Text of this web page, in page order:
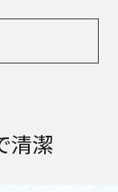
清潔